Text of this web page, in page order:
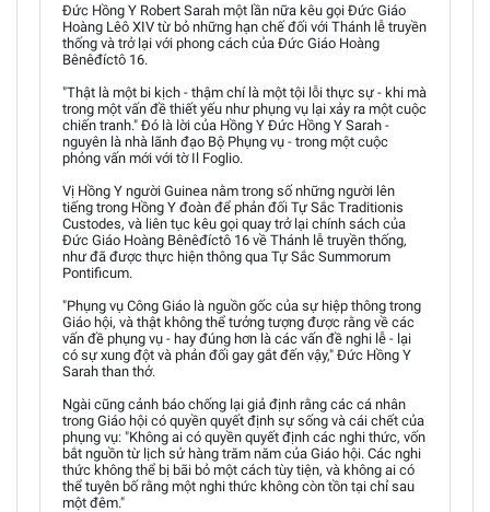
Đức Hồng Y Robert Sarah một lần nữa kêu gọi Đức Giáo
Hoàng Lêô XIV từ bỏ những hạn chế đối với Thánh lễ truyền
thống và trở lại với phong cách của Đức Giáo Hoàng
Bênêđíctô 16.
"Thật là một bi kịch - thậm chí là một tội lỗi thực sự - khi mà
trong một vấn đề thiết yếu như phụng vụ lại xảy ra một cuộc
chiến tranh." Đó là lời của Hồng Y Đức Hồng Y Sarah -
nguyên là nhà lãnh đạo Bộ Phụng vụ - trong một cuộc
phỏng vấn mới với tờ Il Foglio.
Vị Hồng Y người Guinea nằm trong số những người lên
tiếng trong Hồng Y đoàn để phản đối Tự Sắc Traditionis
Custodes, và liên tục kêu gọi quay trở lại chính sách của
Đức Giáo Hoàng Bênêđíctô 16 về Thánh lễ truyền thống,
như đã được thực hiện thông qua Tự Sắc Summorum
Pontificum.
"Phụng vụ Công Giáo là nguồn gốc của sự hiệp thông trong
Giáo hội, và thật không thể tưởng tượng được rằng về các
vấn đề phụng vụ - hay đúng hơn là các vấn đề nghi lễ - lại
có sự xung đột và phản đối gay gắt đến vậy," Đức Hồng Y
Sarah than thở.
Ngài cũng cảnh báo chống lại giả định rằng các cá nhân
trong Giáo hội có quyền quyết định sự sống và cái chết của
phụng vụ: "Không ai có quyền quyết định các nghi thức, vốn
bắt nguồn từ lịch sử hàng trăm năm của Giáo hội. Các nghi
thức không thể bị bãi bỏ một cách tùy tiện, và không ai có
thể tuyên bố rằng một nghi thức không còn tồn tại chỉ sau
một đêm."